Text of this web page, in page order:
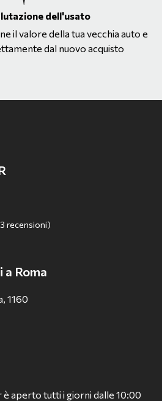
dell'usato
il valore della tua vecchia auto e
dal nuovo acquisto
recensioni)
a Roma
1160
aperto tutti i giorni dalle 10:00